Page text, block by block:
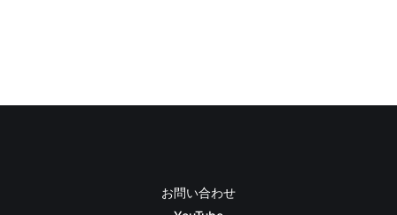
お問い合わせ